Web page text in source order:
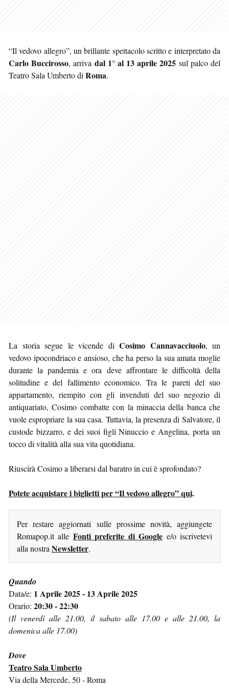
“Il vedovo allegro”, un brillante spettacolo scritto e interpretato da
Carlo Buccirosso, arriva dal 1° al 13 aprile 2025 sul palco del
Teatro Sala Umberto di Roma.
La storia segue le vicende di Cosimo Cannavacciuolo, un
vedovo ipocondriaco e ansioso, che ha perso la sua amata moglie
durante la pandemia e ora deve affrontare le difficoltà della
solitudine e del fallimento economico. Tra le pareti del suo
appartamento, riempito con gli invenduti del suo negozio di
antiquariato, Cosimo combatte con la minaccia della banca che
vuole espropriare la sua casa. Tuttavia, la presenza di Salvatore, il
custode bizzarro, e dei suoi figli Ninuccio e Angelina, porta un
tocco di vitalità alla sua vita quotidiana.
Riuscirà Cosimo a liberarsi dal baratro in cui è sprofondato?
Potete acquistare i biglietti per “Il vedovo allegro” qui.
Per restare aggiornati sulle prossime novità, aggiungete
Romapop.it alle Fonti preferite di Google e/o iscrivetevi
alla nostra Newsletter.
Quando
Data/e: 1 Aprile 2025 - 13 Aprile 2025
Orario: 20:30 - 22:30
(Il venerdì alle 21.00, il sabato alle 17.00 e alle 21.00, la
domenica alle 17.00)
Dove
Teatro Sala Umberto
Via della Mercede, 50 - Roma